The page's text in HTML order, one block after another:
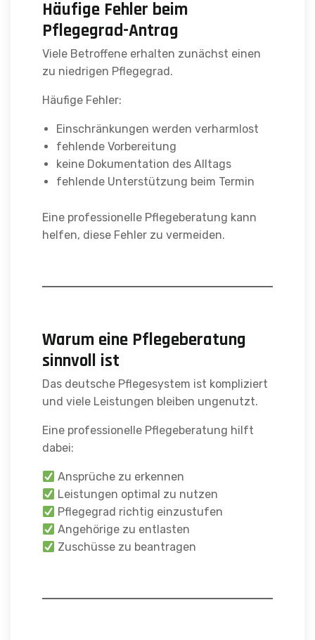
Häufige Fehler beim
Pflegegrad-Antrag
Viele Betroffene erhalten zunächst einen
zu niedrigen Pflegegrad.
Häufige Fehler:
Einschränkungen werden verharmlost
fehlende Vorbereitung
keine Dokumentation des Alltags
fehlende Unterstützung beim Termin
Eine professionelle Pflegeberatung kann
helfen, diese Fehler zu vermeiden.
Warum eine Pflegeberatung
sinnvoll ist
Das deutsche Pflegesystem ist kompliziert
und viele Leistungen bleiben ungenutzt.
Eine professionelle Pflegeberatung hilft
dabei:
Ansprüche zu erkennen
Leistungen optimal zu nutzen
Pflegegrad richtig einzustufen
Angehörige zu entlasten
Zuschüsse zu beantragen